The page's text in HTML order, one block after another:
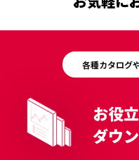
各種カタログ
お役
ダウ